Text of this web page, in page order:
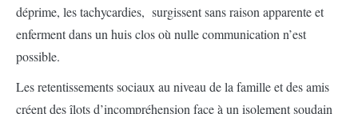
déprime, les tachycardies, surgissent sans raison apparente et
enferment dans un huis clos où nulle communication n’est
possible.
Les retentissements sociaux au niveau de la famille et des amis
créent des îlots d’incompréhension face à un isolement soudain